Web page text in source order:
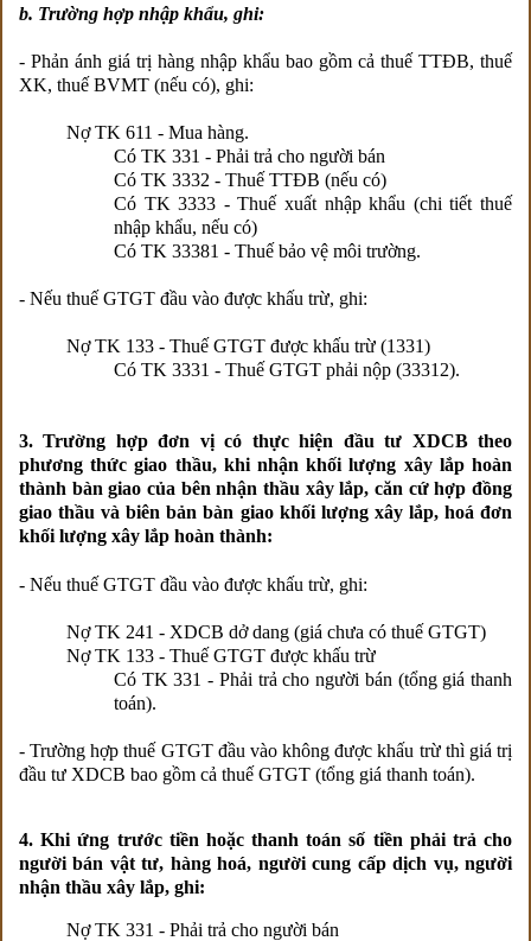
b. Trường hợp nhập khẩu, ghi:
- Phản ánh giá trị hàng nhập khẩu bao gồm cả thuế TTĐB, thuế
XK, thuế BVMT (nếu có), ghi:
Nợ TK 611 - Mua hàng.
Có TK 331 - Phải trả cho người bán
Có TK 3332 - Thuế TTĐB (nếu có)
Có TK 3333 - Thuế xuất nhập khẩu (chi tiết thuế
nhập khẩu, nếu có)
Có TK 33381 - Thuế bảo vệ môi trường.
- Nếu thuế GTGT đầu vào được khấu trừ, ghi:
Nợ TK 133 - Thuế GTGT được khấu trừ (1331)
Có TK 3331 - Thuế GTGT phải nộp (33312).
3. Trường hợp đơn vị có thực hiện đầu tư XDCB theo
phương thức giao thầu, khi nhận khối lượng xây lắp hoàn
thành bàn giao của bên nhận thầu xây lắp, căn cứ hợp đồng
giao thầu và biên bản bàn giao khối lượng xây lắp, hoá đơn
khối lượng xây lắp hoàn thành:
- Nếu thuế GTGT đầu vào được khấu trừ, ghi:
Nợ TK 241 - XDCB dở dang (giá chưa có thuế GTGT)
Nợ TK 133 - Thuế GTGT được khấu trừ
Có TK 331 - Phải trả cho người bán (tổng giá thanh
toán).
- Trường hợp thuế GTGT đầu vào không được khấu trừ thì giá trị
đầu tư XDCB bao gồm cả thuế GTGT (tổng giá thanh toán).
4. Khi ứng trước tiền hoặc thanh toán số tiền phải trả cho
người bán vật tư, hàng hoá, người cung cấp dịch vụ, người
nhận thầu xây lắp, ghi:
Nợ TK 331 - Phải trả cho người bán